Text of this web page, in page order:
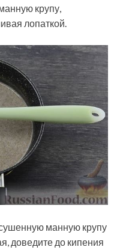
крупу,
лопаткой.
манную крупу
доведите до кипения